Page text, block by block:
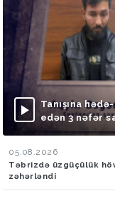
Tanışına
edən 3 nəfər
05.08.2026
Təbrizdə üzgüçülük
zəhərləndi